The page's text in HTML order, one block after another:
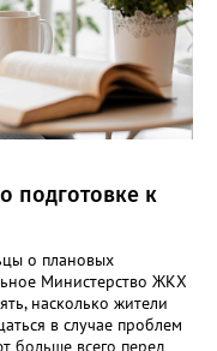
подготовке к
о плановых
Министерство ЖКХ
насколько жители
в случае проблем
больше всего перед